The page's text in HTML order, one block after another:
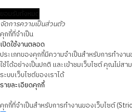
จัดการความเป็นส่วนตัว
คุกกี้ที่จำเป็น
เปิดใช้งานตลอด
ประเภทของคุกกี้มีความจำเป็นสำหรับการทำงา
ใช้ได้อย่างเป็นปกติ และเข้าชมเว็บไซต์ คุณไม่ส
ระบบเว็บไซต์ของเราได้
รายละเอียดคุกกี้
คุกกี้ที่จำเป็นสำหรับการทำงานของเว็บไซต์